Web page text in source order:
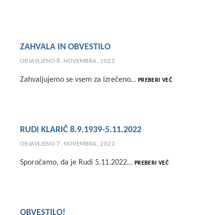
ZAHVALA IN OBVESTILO
OBJAVLJENO8. NOVEMBRA, 2022
Zahvaljujemo se vsem za izrečeno… PREBERI VEČZAHVALA
RUDI KLARIČ 8.9.1939-5.11.2022
OBJAVLJENO7. NOVEMBRA, 2022
Sporočamo, da je Rudi 5.11.2022… PREBERI VEČRUDI
OBVESTILO!